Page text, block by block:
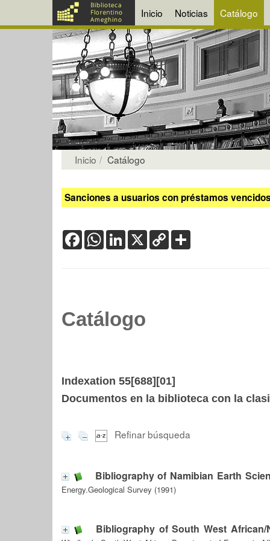
Inicio Noticias Catálogo
Inicio Catálogo
Sanciones a usuarios con préstamos
FacebookWhatsApp
LinkedIn
X Copy
Link
Catálogo
Indexation 55[688][01]
Documentos en la biblioteca con la
Refinar búsqueda
Bibliography of Namibian Earth
Energy.Geological Survey (1991)
Bibliography of South West African/